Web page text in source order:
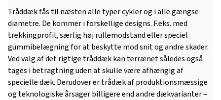
Tråddæk fås til næsten alle typer cykler og i alle gængse
diametre. De kommer i forskellige designs. F.eks. med
trekkingprofil, særlig høj rullemodstand eller speciel
gummibelægning for at beskytte mod snit og andre skader.
Ved valg af det rigtige tråddæk kan terrænet således også
tages i betragtning uden at skulle være afhængig af
specielle dæk. Derudover er trådæk af produktionsmæssige
og teknologiske årsager billigere end andre dækvarianter –